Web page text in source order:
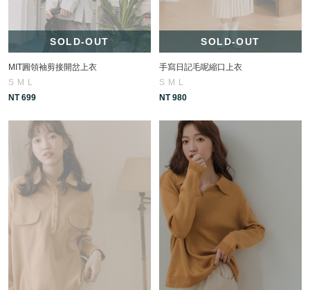
SOLD-OUT
MIT圓領袖剪接開岔上衣
S M L
NT 699
SOLD-OUT
手寫日記毛呢縮口上衣
S M L
NT 980